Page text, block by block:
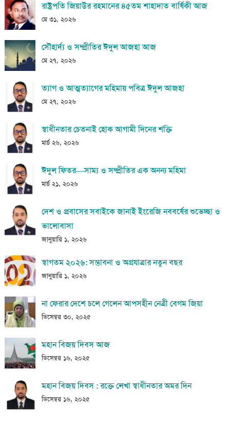
রাষ্ট্রপতি জিয়াউর রহমানের ৪৫তম শাহাদাত বার্ষিকী আজ
মে ৩১, ২০২৬
সৌহার্দ্য ও সম্প্রীতির ঈদুল আজহা আজ
মে ২৭, ২০২৬
ত্যাগ ও আত্মত্যাগের মহিমায় পবিত্র ঈদুল আজহা
মে ২৭, ২০২৬
স্বাধীনতার চেতনাই হোক আগামী দিনের শক্তি
মার্চ ২৬, ২০২৬
ঈদুল ফিতর—সাম্য ও সম্প্রীতির এক অনন্য মহিমা
মার্চ ২১, ২০২৬
দেশ ও প্রবাসের সবাইকে জানাই ইংরেজি নববর্ষের শুভেচ্ছা ও
ভালোবাসা
জানুয়ারি ১, ২০২৬
স্বাগতম ২০২৬: সম্ভাবনা ও অগ্রযাত্রার নতুন বছর
জানুয়ারি ১, ২০২৬
না ফেরার দেশে চলে গেলেন আপসহীন নেত্রী বেগম জিয়া
ডিসেম্বর ৩০, ২০২৫
মহান বিজয় দিবস আজ
ডিসেম্বর ১৬, ২০২৫
মহান বিজয় দিবস : রক্তে লেখা স্বাধীনতার অমর দিন
ডিসেম্বর ১৬, ২০২৫